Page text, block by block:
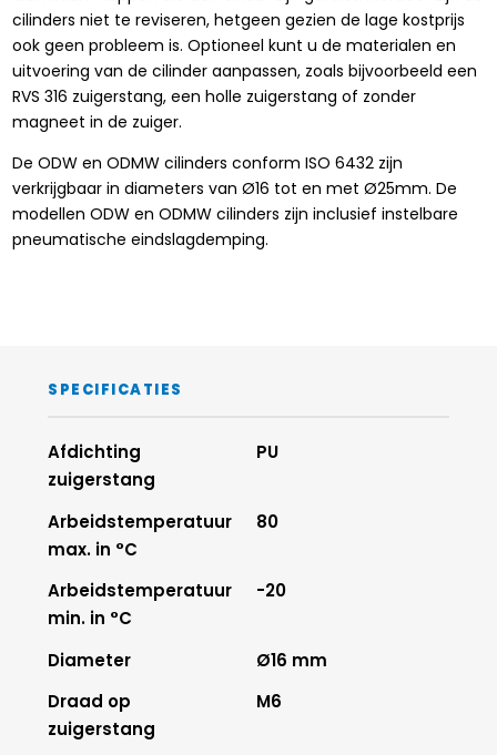
cilinders niet te reviseren, hetgeen gezien de lage kostprijs
ook geen probleem is. Optioneel kunt u de materialen en
uitvoering van de cilinder aanpassen, zoals bijvoorbeeld een
RVS 316 zuigerstang, een holle zuigerstang of zonder
magneet in de zuiger.
De ODW en ODMW cilinders conform ISO 6432 zijn
verkrijgbaar in diameters van Ø16 tot en met Ø25mm. De
modellen ODW en ODMW cilinders zijn inclusief instelbare
pneumatische eindslagdemping.
SPECIFICATIES
Afdichting
zuigerstang
PU
Arbeidstemperatuur
max. in °C
80
Arbeidstemperatuur
min. in °C
-20
Diameter
Ø16 mm
Draad op
zuigerstang
M6